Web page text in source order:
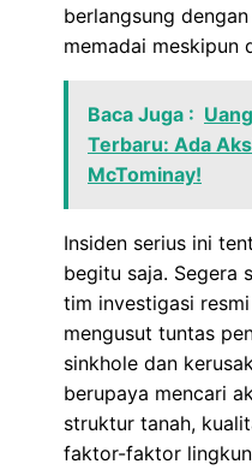
berlangsung
memadai meskipun
Baca Juga :
Terbaru: Ada
McTominay!
Insiden serius ini
begitu saja. Segera
tim investigasi
mengusut tuntas
sinkhole dan
berupaya mencari
struktur tanah,
faktor-faktor